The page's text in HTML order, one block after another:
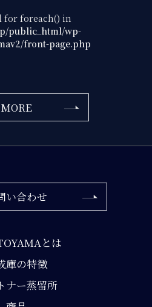
for foreach() in
public_html/wp-
front-page.php
MORE
い合わせ
とは
庫の特徴
ナー蒸留所